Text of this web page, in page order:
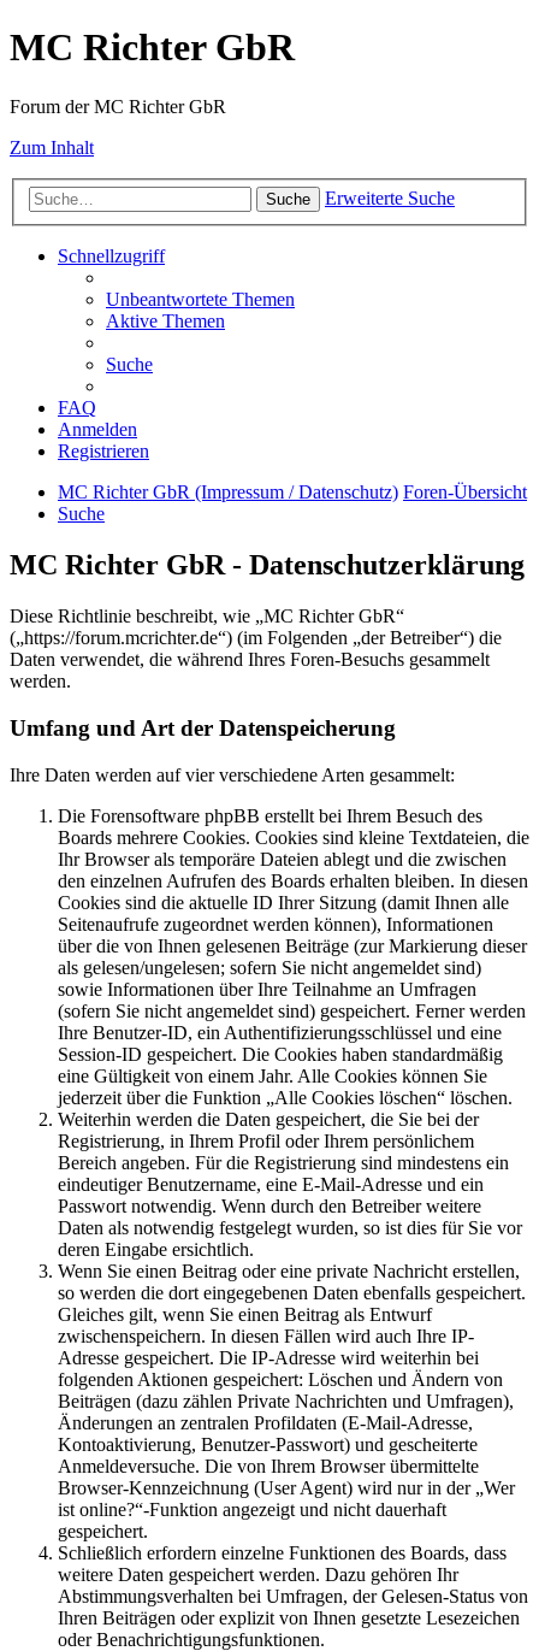
MC Richter GbR
Forum der MC Richter GbR
Zum Inhalt
Suche Erweiterte Suche
Schnellzugriff
Unbeantwortete Themen
Aktive Themen
Suche
FAQ
Anmelden
Registrieren
MC Richter GbR (Impressum / Datenschutz) Foren-Übersicht
Suche
MC Richter GbR - Datenschutzerklärung
Diese Richtlinie beschreibt, wie „MC Richter GbR“
(„https://forum.mcrichter.de“) (im Folgenden „der Betreiber“) die
Daten verwendet, die während Ihres Foren-Besuchs gesammelt
werden.
Umfang und Art der Datenspeicherung
Ihre Daten werden auf vier verschiedene Arten gesammelt:
Die Forensoftware phpBB erstellt bei Ihrem Besuch des
Boards mehrere Cookies. Cookies sind kleine Textdateien, die
Ihr Browser als temporäre Dateien ablegt und die zwischen
den einzelnen Aufrufen des Boards erhalten bleiben. In diesen
Cookies sind die aktuelle ID Ihrer Sitzung (damit Ihnen alle
Seitenaufrufe zugeordnet werden können), Informationen
über die von Ihnen gelesenen Beiträge (zur Markierung dieser
als gelesen/ungelesen; sofern Sie nicht angemeldet sind)
sowie Informationen über Ihre Teilnahme an Umfragen
(sofern Sie nicht angemeldet sind) gespeichert. Ferner werden
Ihre Benutzer-ID, ein Authentifizierungsschlüssel und eine
Session-ID gespeichert. Die Cookies haben standardmäßig
eine Gültigkeit von einem Jahr. Alle Cookies können Sie
jederzeit über die Funktion „Alle Cookies löschen“ löschen.
Weiterhin werden die Daten gespeichert, die Sie bei der
Registrierung, in Ihrem Profil oder Ihrem persönlichem
Bereich angeben. Für die Registrierung sind mindestens ein
eindeutiger Benutzername, eine E-Mail-Adresse und ein
Passwort notwendig. Wenn durch den Betreiber weitere
Daten als notwendig festgelegt wurden, so ist dies für Sie vor
deren Eingabe ersichtlich.
Wenn Sie einen Beitrag oder eine private Nachricht erstellen,
so werden die dort eingegebenen Daten ebenfalls gespeichert.
Gleiches gilt, wenn Sie einen Beitrag als Entwurf
zwischenspeichern. In diesen Fällen wird auch Ihre IP-
Adresse gespeichert. Die IP-Adresse wird weiterhin bei
folgenden Aktionen gespeichert: Löschen und Ändern von
Beiträgen (dazu zählen Private Nachrichten und Umfragen),
Änderungen an zentralen Profildaten (E-Mail-Adresse,
Kontoaktivierung, Benutzer-Passwort) und gescheiterte
Anmeldeversuche. Die von Ihrem Browser übermittelte
Browser-Kennzeichnung (User Agent) wird nur in der „Wer
ist online?“-Funktion angezeigt und nicht dauerhaft
gespeichert.
Schließlich erfordern einzelne Funktionen des Boards, dass
weitere Daten gespeichert werden. Dazu gehören Ihr
Abstimmungsverhalten bei Umfragen, der Gelesen-Status von
Ihren Beiträgen oder explizit von Ihnen gesetzte Lesezeichen
oder Benachrichtigungsfunktionen.